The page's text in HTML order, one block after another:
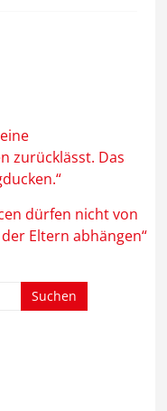
zurücklässt. Das
dürfen nicht von
Eltern abhängen“